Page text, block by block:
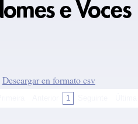
Descargar en formato csv
1